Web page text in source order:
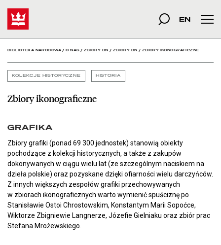
Zbiory ikonograficzne -
szukana fraza
Szukaj
EN
BIBLIOTEKA NARODOWA/O NAS/ ZBIORY BN / ZBIORY BN / ZBIORY IKONOGRAFICZNE
KOLEKCJE HISTORYCZNE HISTORIA
Zbiory ikonograficzne
GRAFIKA
Zbiory grafiki (ponad 69 300 jednostek) stanowią obiekty
pochodzące z kolekcji historycznych, a także z zakupów
dokonywanych w ciągu wielu lat (ze szczególnym naciskiem na
dzieła polskie) oraz pozyskane dzięki ofiarności wielu darczyńców.
Z innych większych zespołów grafiki przechowywanych
w zbiorach ikonograficznych warto wymienić spuściznę po
Stanisławie Ostoi Chrostowskim, Konstantym Marii Sopoćce,
Wiktorze Zbigniewie Langnerze, Józefie Gielniaku oraz zbiór prac
Stefana Mrożewskiego.